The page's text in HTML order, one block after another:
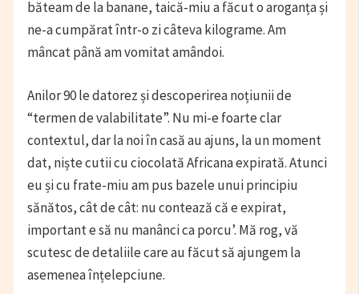
băteam de la banane, taică-miu a făcut o aroganța și
ne-a cumpărat într-o zi câteva kilograme. Am
mâncat până am vomitat amândoi.
Anilor 90 le datorez și descoperirea noțiunii de
“termen de valabilitate”. Nu mi-e foarte clar
contextul, dar la noi în casă au ajuns, la un moment
dat, niște cutii cu ciocolată Africana expirată. Atunci
eu și cu frate-miu am pus bazele unui principiu
sănătos, cât de cât: nu contează că e expirat,
important e să nu manânci ca porcu’. Mă rog, vă
scutesc de detaliile care au făcut să ajungem la
asemenea înțelepciune.